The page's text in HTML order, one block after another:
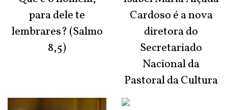
para dele te
lembrares? (Salmo
8,5)
Cardoso é a nova
diretora do
Secretariado
Nacional da
Pastoral da Cultura